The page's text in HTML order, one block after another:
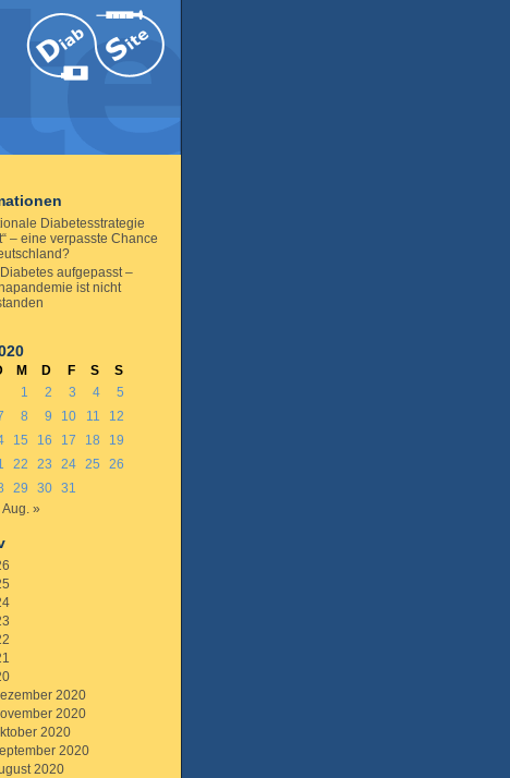
Diabetesstrategie
– eine verpasste Chance
Diabetes aufgepasst –
ist nicht
M D F S
S
1
2 3 4
5
8 9 10 11
12
15 16 17 18
19
22 23 24 25
26
29 30 31
Aug. »
2020
2020
2020
2020
2020